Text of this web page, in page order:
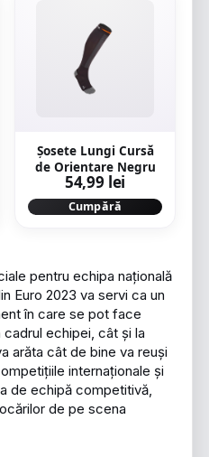
Șosete Lungi Cursă
de Orientare Negru
54,99 lei
Cumpără
pentru echipa națională
Euro 2023 va servi ca un
în care se pot face
echipei, cât și la
arăta cât de bine va reuși
internaționale și
de echipă competitivă,
de pe scena